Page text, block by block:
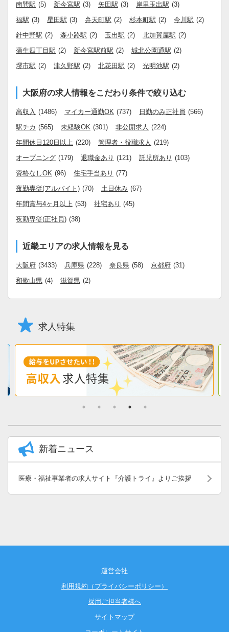
南巽駅 (5) 新今宮駅 (3) 矢田駅 (3) 岸里玉出駅 (3)
福駅 (3) 星田駅 (3) 弁天町駅 (2) 杉本町駅 (2) 今川駅 (2)
針中野駅 (2) 森小路駅 (2) 玉出駅 (2) 北加賀屋駅 (2)
蒲生四丁目駅 (2) 新今宮駅前駅 (2) 城北公園通駅 (2)
堺市駅 (2) 津久野駅 (2) 北花田駅 (2) 光明池駅 (2)
大阪府の求人情報をこだわり条件で絞り込む
高収入 (1486) マイカー通勤OK (737) 日勤のみ正社員 (566)
駅チカ (565) 未経験OK (301) 非公開求人 (224)
年間休日120日以上 (220) 管理者・役職求人 (219)
オープニング (179) 退職金あり (121) 託児所あり (103)
資格なしOK (96) 住宅手当あり (77)
夜勤専従(アルバイト) (70) 土日休み (67)
年間賞与4ヶ月以上 (53) 社宅あり (45)
夜勤専従(正社員) (38)
近畿エリアの求人情報を見る
大阪府 (3433) 兵庫県 (228) 奈良県 (58) 京都府 (31)
和歌山県 (4) 滋賀県 (2)
求人特集
新着ニュース
医療・福祉事業者の求人サイト『介護トライ』よりご挨拶
運営会社
利用規約（プライバシーポリシー）
採用ご担当者様へ
サイトマップ